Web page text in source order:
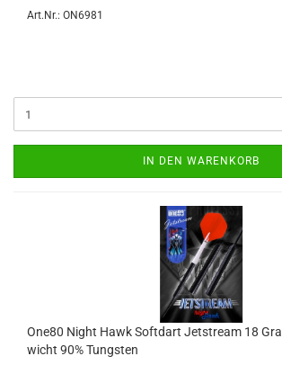
Art.Nr.: ON6981
IN DEN WARENKORB
One80 Night Hawk Softdart Jet­stream 18
wicht 90% Tungs­ten